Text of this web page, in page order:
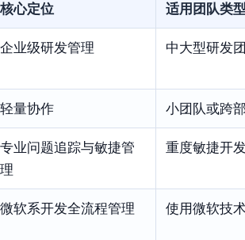
核心定位 适用团队类型
企业级研发管理 中大型研发
轻量协作 小团队或跨
专业问题追踪与敏捷管
理
重度敏捷开
微软系开发全流程管理 使用微软技